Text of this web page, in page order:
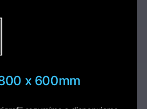
x 600mm